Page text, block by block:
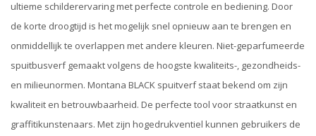
ultieme schilderervaring met perfecte controle en bediening. Door
de korte droogtijd is het mogelijk snel opnieuw aan te brengen en
onmiddellijk te overlappen met andere kleuren. Niet-geparfumeerde
spuitbusverf gemaakt volgens de hoogste kwaliteits-, gezondheids-
en milieunormen. Montana BLACK spuitverf staat bekend om zijn
kwaliteit en betrouwbaarheid. De perfecte tool voor straatkunst en
graffitikunstenaars. Met zijn hogedrukventiel kunnen gebruikers de